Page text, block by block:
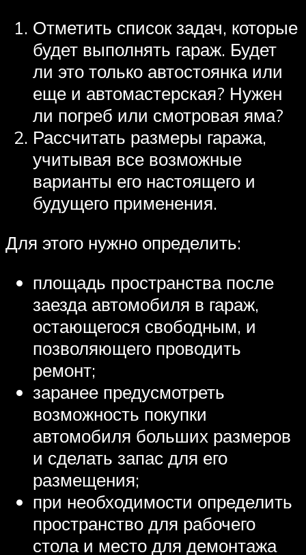
Отметить список задач, которые
будет выполнять гараж. Будет
ли это только автостоянка или
еще и автомастерская? Нужен
ли погреб или смотровая яма?
Рассчитать размеры гаража,
учитывая все возможные
варианты его настоящего и
будущего применения.
Для этого нужно определить:
площадь пространства после
заезда автомобиля в гараж,
остающегося свободным, и
позволяющего проводить
ремонт;
заранее предусмотреть
возможность покупки
автомобиля больших размеров
и сделать запас для его
размещения;
при необходимости определить
пространство для рабочего
стола и место для демонтажа